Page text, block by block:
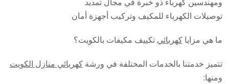
توصيلات الكهرباء للمكيف وتركيب أجهزة أمان
ما هي مزاياكهربائي تكييف مكيفات بالكويت؟
تتميز خدمتنا بالخدمات المختلفة في ورشةكهربائي منازل الكويت
ومنها: